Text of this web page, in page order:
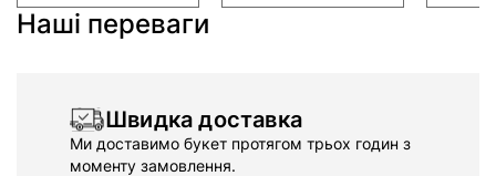
Наші переваги
Швидка доставка
Ми доставимо букет протягом трьох годин з
моменту замовлення.